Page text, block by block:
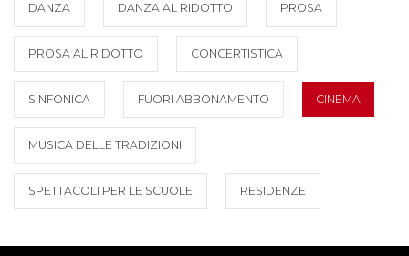
DANZA DANZA AL RIDOTTO PROSA
PROSA AL RIDOTTO CONCERTISTICA
SINFONICA FUORI ABBONAMENTO CINEMA
MUSICA DELLE TRADIZIONI
SPETTACOLI PER LE SCUOLE RESIDENZE